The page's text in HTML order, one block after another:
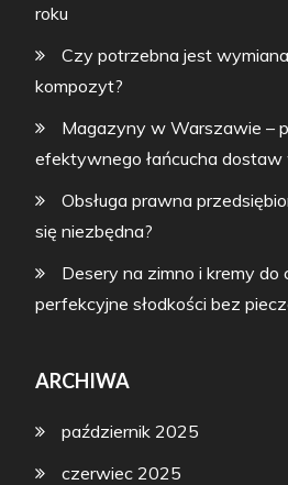
roku
Czy potrzebna jest
kompozyt?
Magazyny w Warszawie –
efektywnego łańcucha dostaw
Obsługa prawna
się niezbędna?
Desery na zimno i kremy
perfekcyjne słodkości bez
ARCHIWA
październik 2025
czerwiec 2025